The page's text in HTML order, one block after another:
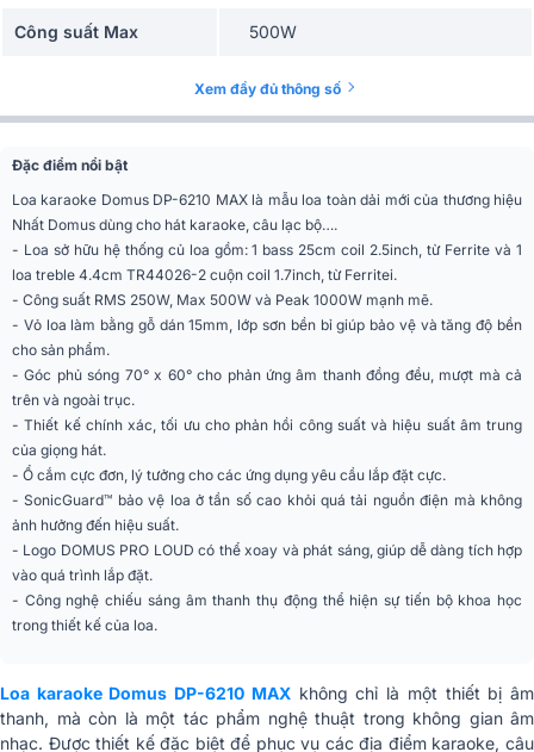
Công suất Max 500W
1000W
Trở kháng 8 ohms
Góc phủ âm (Ngang x
Dọc)
70° x 60°
Số đường tiếng
Dáng loa
Ứng dụng mở rộng
Phân khúc Tiêu chuẩn
Treble
1 x 4.4cm TR44026-2 cuộn coil
SPL Tối Đa
122 dB (đỉnh 128 dB)
Kích Thước (RxCxS) 312mm x 510mm x 343mm
Xem đầy đủ thông số
Đặc điểm nổi bật
Loa karaoke Domus DP-6210 MAX là mẫu loa toàn dải mới của thương hiệu
Nhất Domus dùng cho hát karaoke, câu lạc bộ….
- Loa sở hữu hệ thống củ loa gồm: 1 bass 25cm coil 2.5inch, từ Ferrite và 1
loa treble 4.4cm TR44026-2 cuộn coil 1.7inch, từ Ferritei.
- Công suất RMS 250W, Max 500W và Peak 1000W mạnh mẽ.
- Vỏ loa làm bằng gỗ dán 15mm, lớp sơn bền bỉ giúp bảo vệ và tăng độ bền
cho sản phẩm.
- Góc phủ sóng 70° x 60° cho phản ứng âm thanh đồng đều, mượt mà cả
trên và ngoài trục.
- Thiết kế chính xác, tối ưu cho phản hồi công suất và hiệu suất âm trung
của giọng hát.
- Ổ cắm cực đơn, lý tưởng cho các ứng dụng yêu cầu lắp đặt cực.
- SonicGuard™ bảo vệ loa ở tần số cao khỏi quá tải nguồn điện mà không
ảnh hưởng đến hiệu suất.
- Logo DOMUS PRO LOUD có thể xoay và phát sáng, giúp dễ dàng tích hợp
vào quá trình lắp đặt.
- Công nghệ chiếu sáng âm thanh thụ động thể hiện sự tiến bộ khoa học
trong thiết kế của loa.
Loa karaoke Domus DP-6210 MAXkhông chỉ là một thiết bị âm
thanh, mà còn là một tác phẩm nghệ thuật trong không gian âm
nhạc. Được thiết kế đặc biệt để phục vụ các địa điểm karaoke, câu